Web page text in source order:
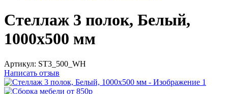
Стеллаж 3 полок, Белый,
1000х500 мм
Артикул: ST3_500_WH
Написать отзыв